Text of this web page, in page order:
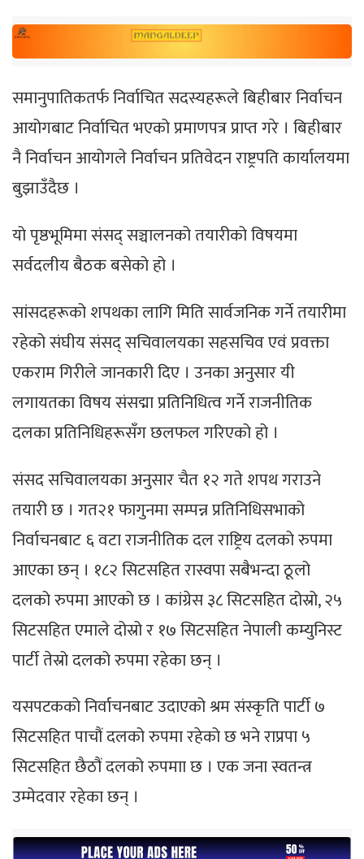
समानुपातिकतर्फ निर्वाचित सदस्यहरूले बिहीबार निर्वाचन
आयोगबाट निर्वाचित भएको प्रमाणपत्र प्राप्त गरे । बिहीबार
नै निर्वाचन आयोगले निर्वाचन प्रतिवेदन राष्ट्रपति कार्यालयमा
बुझाउँदैछ ।
यो पृष्ठभूमिमा संसद् सञ्चालनको तयारीको विषयमा
सर्वदलीय बैठक बसेको हो ।
सांसदहरूको शपथका लागि मिति सार्वजनिक गर्ने तयारीमा
रहेको संघीय संसद् सचिवालयका सहसचिव एवं प्रवक्ता
एकराम गिरीले जानकारी दिए । उनका अनुसार यी
लगायतका विषय संसद्मा प्रतिनिधित्व गर्ने राजनीतिक
दलका प्रतिनिधिहरूसँग छलफल गरिएको हो ।
संसद सचिवालयका अनुसार चैत १२ गते शपथ गराउने
तयारी छ । गत२१ फागुनमा सम्पन्न प्रतिनिधिसभाको
निर्वाचनबाट ६ वटा राजनीतिक दल राष्ट्रिय दलको रुपमा
आएका छन् । १८२ सिटसहित रास्वपा सबैभन्दा ठूलो
दलको रुपमा आएको छ । कांग्रेस ३८ सिटसहित दोस्रो, २५
सिटसहित एमाले दोस्रो र १७ सिटसहित नेपाली कम्युनिस्ट
पार्टी तेस्रो दलको रुपमा रहेका छन् ।
यसपटकको निर्वाचनबाट उदाएको श्रम संस्कृति पार्टी ७
सिटसहित पाचौं दलको रुपमा रहेको छ भने राप्रपा ५
सिटसहित छैठौं दलको रुपमाा छ । एक जना स्वतन्त्र
उम्मेदवार रहेका छन् ।